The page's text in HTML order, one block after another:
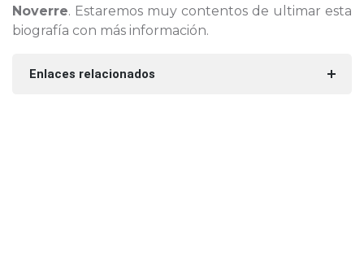
Noverre. Estaremos muy contentos de ultimar esta
biografía con más información.
Enlaces relacionados